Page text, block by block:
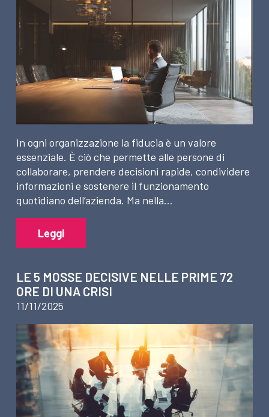
In ogni organizzazione la fiducia è un valore
essenziale. È ciò che permette alle persone di
collaborare, prendere decisioni rapide, condividere
informazioni e sostenere il funzionamento
quotidiano dell’azienda. Ma nella…
Leggi
LE 5 MOSSE DECISIVE NELLE PRIME 72
ORE DI UNA CRISI
11/11/2025